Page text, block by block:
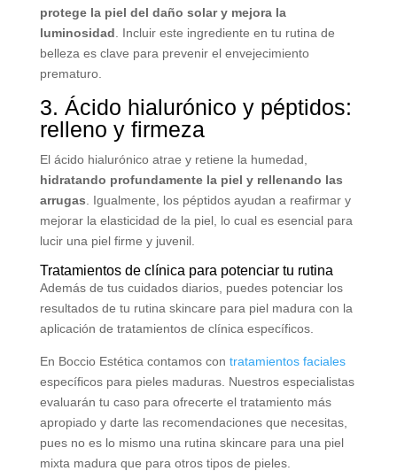
protege la piel del daño solar y mejora la
luminosidad . Incluir este ingrediente en tu rutina de
belleza es clave para prevenir el envejecimiento
prematuro.
3. Ácido hialurónico y péptidos:
relleno y firmeza
El ácido hialurónico atrae y retiene la humedad,
hidratando profundamente la piel y rellenando las
arrugas . Igualmente, los péptidos ayudan a reafirmar y
mejorar la elasticidad de la piel, lo cual es esencial para
lucir una piel firme y juvenil.
Tratamientos de clínica para potenciar tu rutina
Además de tus cuidados diarios, puedes potenciar los
resultados de tu rutina skincare para piel madura con la
aplicación de tratamientos de clínica específicos.
En Boccio Estética contamos con tratamientos faciales
específicos para pieles maduras. Nuestros especialistas
evaluarán tu caso para ofrecerte el tratamiento más
apropiado y darte las recomendaciones que necesitas,
pues no es lo mismo una rutina skincare para una piel
mixta madura que para otros tipos de pieles.